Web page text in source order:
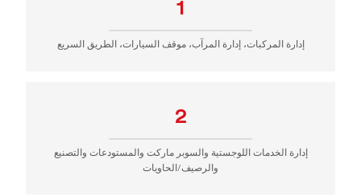
1
إدارة المركبات، إدارة المرآب، موقف السيارات، الطريق السريع
2
إدارة الخدمات اللوجستية والسوبر ماركت والمستودعات والتصنيع
والرصيف/الحاويات